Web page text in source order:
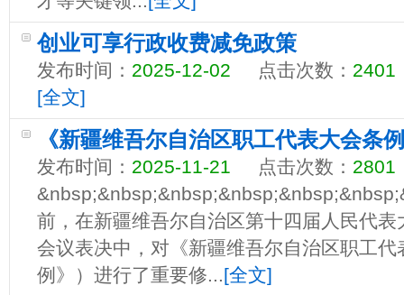
创业可享行政收费减免政策
发布时间： 2025-12-02 点击次数： 2401
[全文]
《新疆维吾尔自治区职工代表大会条
发布时间： 2025-11-21 点击次数： 2801
前，在新疆维吾尔自治区第十四届人民代
会议表决中，对《新疆维吾尔自治区职工
例》）进行了重要修...[全文]